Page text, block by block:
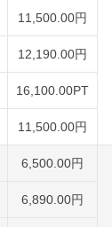
11,500.00円
12,190.00円
16,100.00PT
11,500.00円
6,500.00円
6,890.00円